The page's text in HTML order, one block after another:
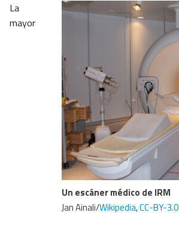
Un escáner médico de IRM
Jan Ainali/Wikipedia,CC-BY-3.0
La
mayor